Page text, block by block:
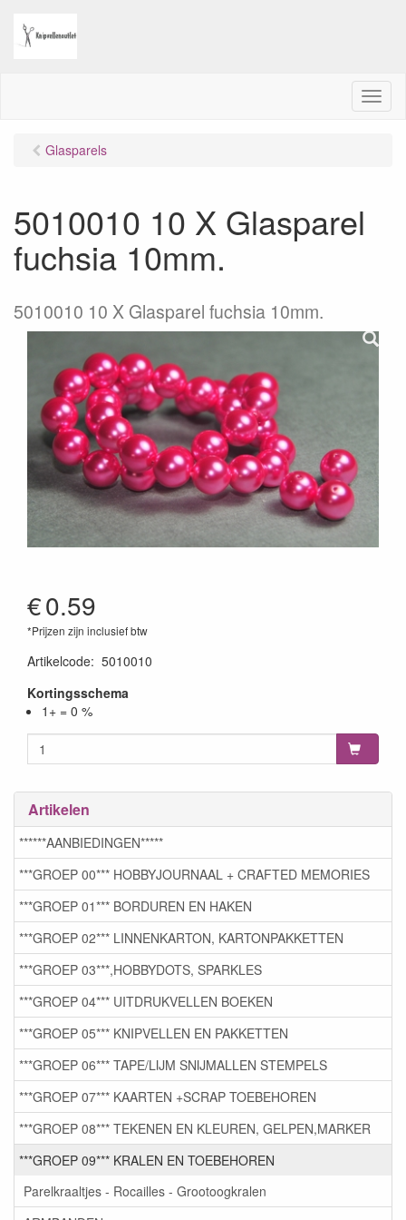
M
e
Glasparels
5010010 10 X Glasparel
fuchsia 10mm.
5010010 10 X Glasparel fuchsia 10mm.
€0.59
*Prijzen zijn inclusief btw
Artikelcode: 5010010
Kortingsschema
1+ = 0 %
Artikelen
******AANBIEDINGEN*****
***GROEP 00*** HOBBYJOURNAAL + CRAFTED MEMORIES
***GROEP 01*** BORDUREN EN HAKEN
***GROEP 02*** LINNENKARTON, KARTONPAKKETTEN
***GROEP 03***,HOBBYDOTS, SPARKLES
***GROEP 04*** UITDRUKVELLEN BOEKEN
***GROEP 05*** KNIPVELLEN EN PAKKETTEN
***GROEP 06*** TAPE/LIJM SNIJMALLEN STEMPELS
***GROEP 07*** KAARTEN +SCRAP TOEBEHOREN
***GROEP 08*** TEKENEN EN KLEUREN, GELPEN,MARKER
***GROEP 09*** KRALEN EN TOEBEHOREN
Parelkraaltjes - Rocailles - Grootoogkralen